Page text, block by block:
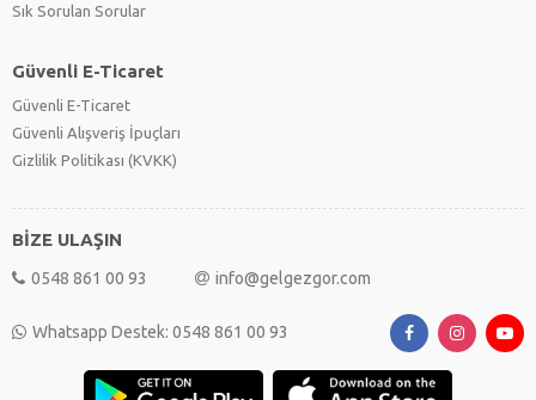
Sık Sorulan Sorular
Güvenli E-Ticaret
Güvenli E-Ticaret
Güvenli Alışveriş İpuçları
Gizlilik Politikası (KVKK)
BİZE ULAŞIN
0548 861 00 93 info@gelgezgor.com
Whatsapp Destek: 0548 861 00 93